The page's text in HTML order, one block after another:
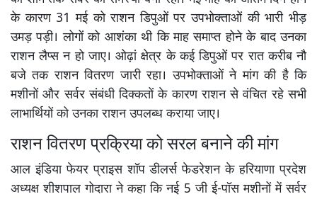
के कारण 31 मई को राशन डिपुओं पर उपभोक्ताओं की भारी भीड़
उमड़ पड़ी। लोगों को आशंका थी कि माह समाप्त होने के बाद उनका
राशन लैप्स न हो जाए। ओढ़ां क्षेत्र के कई डिपुओं पर रात करीब नौ
बजे तक राशन वितरण जारी रहा। उपभोक्ताओं ने मांग की है कि
मशीनों और सर्वर संबंधी दिक्कतों के कारण राशन से वंचित रहे सभी
लाभार्थियों को उनका राशन उपलब्ध कराया जाए।
राशन वितरण प्रक्रिया को सरल बनाने की मांग
आल इंडिया फेयर प्राइस शॉप डीलर्स फेडरेशन के हरियाणा प्रदेश
अध्यक्ष शीशपाल गोदारा ने कहा कि नई 5 जी ई-पॉस मशीनों में सर्वर